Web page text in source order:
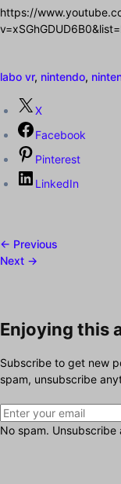
https://
labo vr, nintendo,
X
Facebook
Pinterest
LinkedIn
← Previous
Next →
Enjoying this
Subscribe to get new
spam, unsubscribe
No spam. Unsubscribe